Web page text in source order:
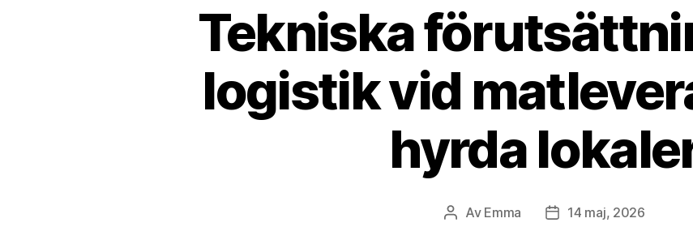
Tekniska
logistik vid
hyrda
Inläggsförfattare
Av Emma Inläggsdatum
14 maj, 2026